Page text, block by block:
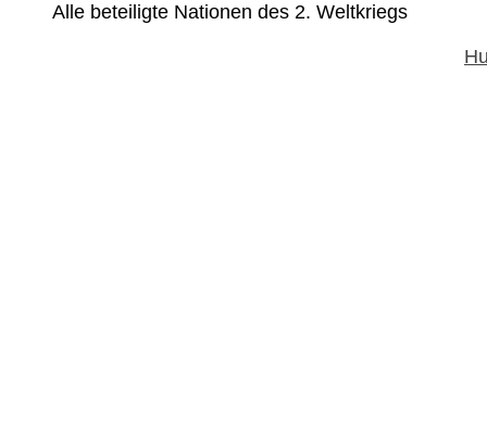
Alle beteiligte Nationen des 2. Weltkriegs